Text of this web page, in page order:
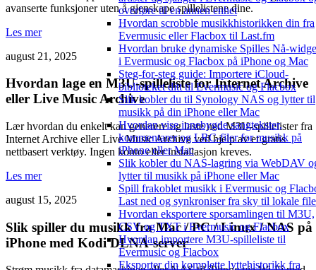
overføre til en annen enhet
Hvordan scrobble musikkhistorikken din fra
Evermusic eller Flacbox til Last.fm
Hvordan bruke dynamiske Spilles Nå-
i Evermusic og Flacbox på iPhone og Mac
Steg-for-steg guide: Importere iCloud-
biblioteket ditt til Evermusic og Flacbox
Slik kobler du til Synology NAS og lytter til
musikk på din iPhone eller Mac
Hvordan vise innebygde sangtekster,
kommentarer og LRC-filer for musikk på
iPhone eller Mac
Slik kobler du NAS-lagring via WebDAV
lytter til musikk på iPhone eller Mac
Spill frakoblet musikk i Evermusic og
Last ned og synkroniser fra sky til lokale
Hvordan eksportere sporsamlingen til M3U,
CSV og TXT i Evermusic og Flacbox
Hvordan importere M3U-spilleliste til
Evermusic og Flacbox
Eksporter din komplette lyttehistorikk fra
avanserte funksjoner uten å gjenskape spillelistene dine.
Les mer
august 21, 2025
Hvordan lage en M3U-spilleliste for Internet Archive
eller Live Music Archive
Lær hvordan du enkelt kan generere og laste ned M3U-spillelister fra
Internet Archive eller Live Music Archive ved hjelp av et gratis
nettbasert verktøy. Ingen konto eller installasjon kreves.
Les mer
august 15, 2025
Slik spiller du musikk fra Mac / PC / Linux / NAS på
iPhone med Kodi DLNA-server